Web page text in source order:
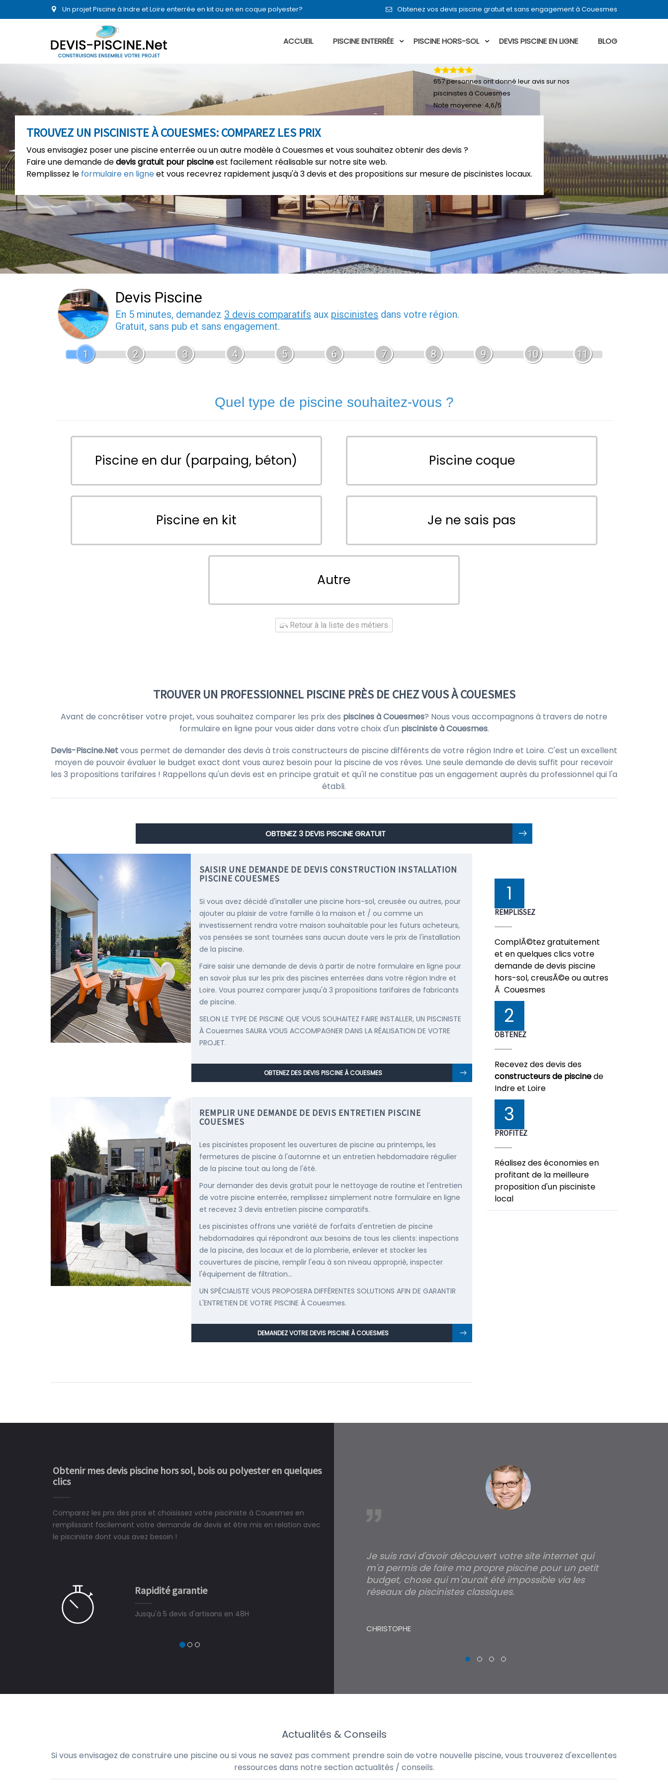
Un projet Piscine à Indre et Loire enterrée en kit ou en en coque polyester? Obtenez vos devis piscine gratuit et sans engagement à Couesmes
ACCUEIL PISCINE ENTERRÉE PISCINE HORS-SOL DEVIS PISCINE EN LIGNE BLOG
TROUVEZ UN PISCINISTE À COUESMES: COMPAREZ LES PRIX
Vous envisagiez poser une piscine enterrée ou un autre modèle à Couesmes et vous souhaitez obtenir des devis ?
Faire une demande dedevis gratuit pour piscineest facilement réalisable sur notre site web.
Remplissez le formulaire en ligneet vous recevrez rapidement jusqu'à 3 devis et des propositions sur mesure de piscinistes locaux.
657personnes ont donné leuravis sur nos
piscinistes à Couesmes
Note moyenne:4,6/5
Devis Piscine
En 5 minutes, demandez 3 devis comparatifs aux piscinistes dans votre région.
Gratuit, sans pub et sans engagement.
1 2 3 4 5 6 7 8 9 10 11
Quel type de piscine souhaitez-vous ?
Piscine en dur (parpaing, béton) Piscine coque
Piscine en kit Je ne sais pas
Autre
Retour à la liste des métiers
TROUVER UN PROFESSIONNEL PISCINE PRÈS DE CHEZ VOUS À COUESMES
Avant de concrétiser votre projet, vous souhaitez comparer les prix des piscines à Couesmes? Nous vous accompagnons à travers de notre
formulaire en ligne pour vous aider dans votre choix d'un pisciniste à Couesmes.
Devis-Piscine.Netvous permet de demander des devis à trois constructeurs de piscine différents de votre région Indre et Loire. C'est un excellent
moyen de pouvoir évaluer le budget exact dont vous aurez besoin pour la piscine de vos rêves. Une seule demande de devis suffit pour recevoir
les 3 propositions tarifaires ! Rappellons qu'un devis est en principe gratuit et qu'il ne constitue pas un engagement auprès du professionnel qui l'a
établi.
OBTENEZ 3 DEVIS PISCINE GRATUIT
SAISIR UNE DEMANDE DE DEVIS CONSTRUCTION INSTALLATION
PISCINE COUESMES
Si vous avez décidé d'installer une piscine hors-sol, creusée ou autres, pour
ajouter au plaisir de votre famille à la maison et / ou comme un
investissement rendra votre maison souhaitable pour les futurs acheteurs,
vos pensées se sont tournées sans aucun doute vers le prix de l'installation
de la piscine.
Faire saisir une demande de devis à partir de notre formulaire en ligne pour
en savoir plus sur les prix des piscines enterrées dans votre région Indre et
Loire. Vous pourrez comparer jusqu'à 3 propositions tarifaires de fabricants
de piscine.
SELON LE TYPE DE PISCINE QUE VOUS SOUHAITEZ FAIRE INSTALLER, UN PISCINISTE
À Couesmes SAURA VOUS ACCOMPAGNER DANS LA RÉALISATION DE VOTRE
PROJET.
OBTENEZ DES DEVIS PISCINE À COUESMES
REMPLIR UNE DEMANDE DE DEVIS ENTRETIEN PISCINE
COUESMES
Les piscinistes proposent les ouvertures de piscine au printemps, les
fermetures de piscine à l'automne et un entretien hebdomadaire régulier
de la piscine tout au long de l'été.
Pour demander des devis gratuit pour le nettoyage de routine et l'entretien
de votre piscine enterrée, remplissez simplement notre formulaire en ligne
et recevez 3 devis entretien piscine comparatifs.
Les piscinistes offrons une variété de forfaits d'entretien de piscine
hebdomadaires qui répondront aux besoins de tous les clients: inspections
de la piscine, des locaux et de la plomberie, enlever et stocker les
couvertures de piscine, remplir l'eau à son niveau approprié, inspecter
l'équipement de filtration...
UN SPÉCIALISTE VOUS PROPOSERA DIFFÉRENTES SOLUTIONS AFIN DE GARANTIR
L'ENTRETIEN DE VOTRE PISCINE À Couesmes.
DEMANDEZ VOTRE DEVIS PISCINE À COUESMES
1
REMPLISSEZ
ComplÃ©tez gratuitement
et en quelques clics votre
demande de devis piscine
hors-sol, creusÃ©e ou autres
Ã Couesmes
2
OBTENEZ
Recevez des devis des
constructeurs de piscinede
Indre et Loire
3
PROFITEZ
Réalisez des économies en
profitant de la meilleure
proposition d'un pisciniste
local
Obtenir mes devis piscine hors sol, bois ou polyester en quelques
clics
Comparez les prix des pros et choisissez votre pisciniste à Couesmes en
remplissant facilement votre demande de devis et être mis en relation avec
le pisciniste dont vous avez besoin !
Rapidité garantie
Jusqu'à 5 devis d'artisans en 48H
ne peut plus s'en passer.
Le rêve devient enfin réalité, une piscine est bien
construit chez moi.
Je suis ravi d'avoir découvert votre site internet qui
m'a permis de faire ma propre piscine pour un petit
budget, chose qui m'aurait été impossible via les
réseaux de piscinistes classiques.
CHRISTOPHE
Actualités & Conseils
Si vous envisagez de construire une piscine ou si vous ne savez pas comment prendre soin de votre nouvelle piscine, vous trouverez d'excellentes
ressources dans notre section actualités / conseils.